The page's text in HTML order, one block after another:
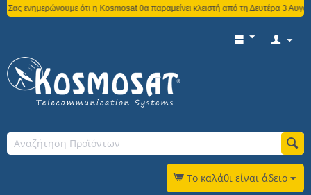
ότι η Kosmosat θα παραμείνει κλειστή από τη Δευτέρα 3 Αυγούστου
Το καλάθι είναι άδειο